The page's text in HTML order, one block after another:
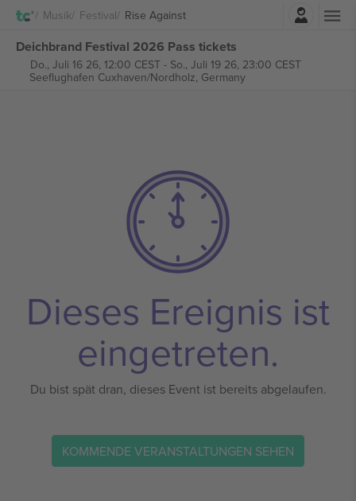
Musik Festival Rise Against
Deichbrand Festival 2026 Pass tickets
Do., Juli 16 26, 12:00 CEST- So., Juli 19 26, 23:00 CEST
Seeflughafen Cuxhaven/Nordholz, Germany
Dieses Ereignis ist
eingetreten.
Du bist spät dran, dieses Event ist bereits abgelaufen.
KOMMENDE VERANSTALTUNGEN SEHEN